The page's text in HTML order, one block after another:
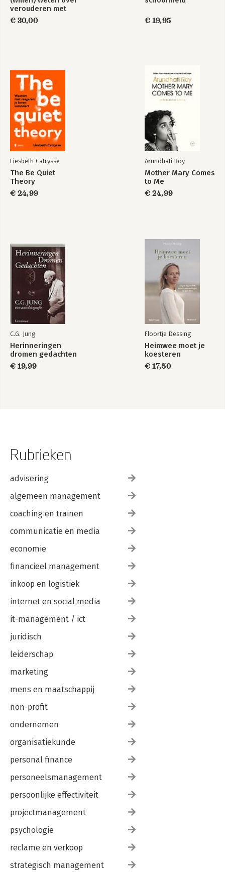
verouderen met
autisme
€ 30,00 € 19,95
Liesbeth Catrysse
The Be Quiet
Theory
€ 24,99
Arundhati Roy
Mother Mary Comes
to Me
€ 24,99
C.G. Jung
Herinneringen
dromen gedachten
€ 19,99
Floortje Dessing
Heimwee moet je
koesteren
€ 17,50
Rubrieken
advisering
algemeen management
coaching en trainen
communicatie en media
economie
financieel management
inkoop en logistiek
internet en social media
it-management / ict
juridisch
leiderschap
marketing
mens en maatschappij
non-profit
ondernemen
organisatiekunde
personal finance
personeelsmanagement
persoonlijke effectiviteit
projectmanagement
psychologie
reclame en verkoop
strategisch management